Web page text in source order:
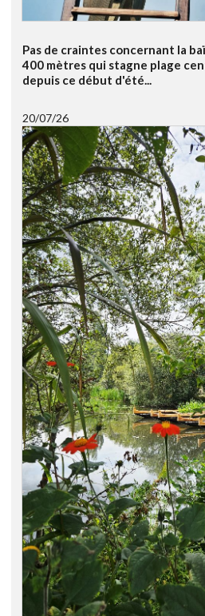
Pas de craintes concernant la
400 mètres qui stagne plage
depuis ce début d'été...
20/07/26